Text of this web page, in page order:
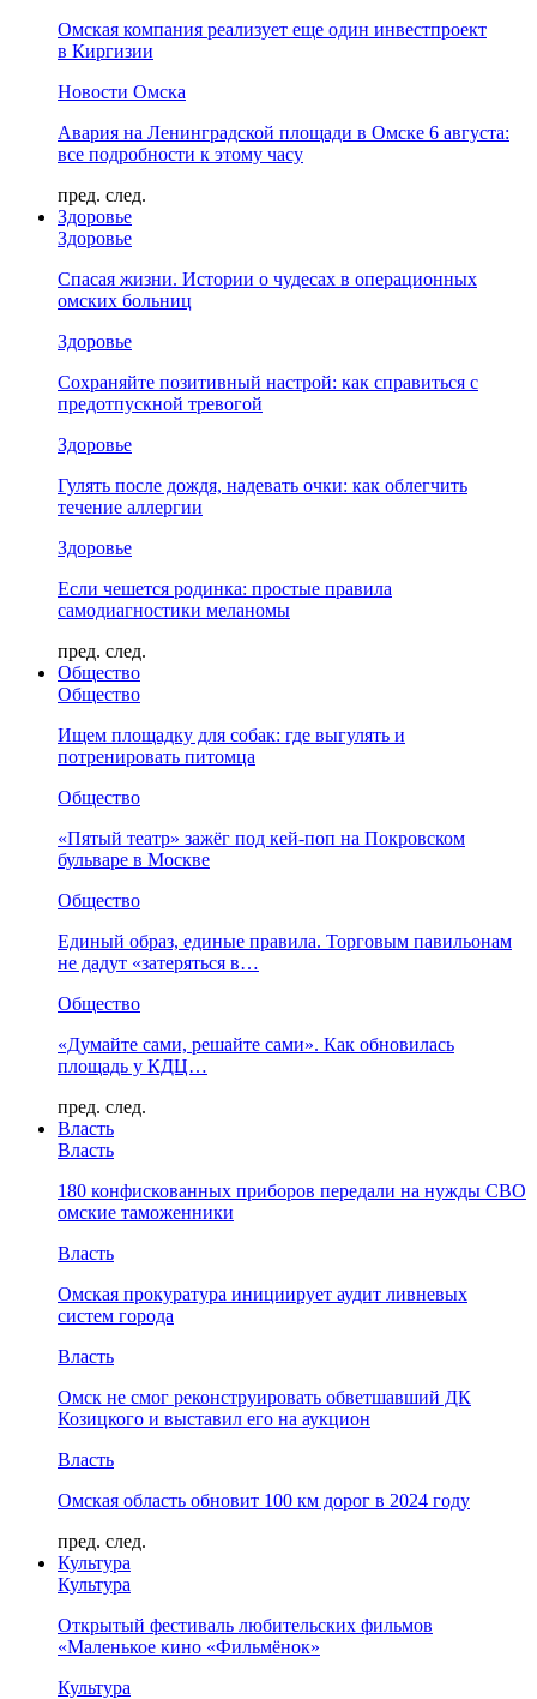
Омская компания реализует еще один инвестпроект
в Киргизии
Новости Омска
Авария на Ленинградской площади в Омске 6 августа:
все подробности к этому часу
пред. след.
Здоровье
Здоровье
Спасая жизни. Истории о чудесах в операционных
омских больниц
Здоровье
Сохраняйте позитивный настрой: как справиться с
предотпускной тревогой
Здоровье
Гулять после дождя, надевать очки: как облегчить
течение аллергии
Здоровье
Если чешется родинка: простые правила
самодиагностики меланомы
пред. след.
Общество
Общество
Ищем площадку для собак: где выгулять и
потренировать питомца
Общество
«Пятый театр» зажёг под кей-поп на Покровском
бульваре в Москве
Общество
Единый образ, единые правила. Торговым павильонам
не дадут «затеряться в…
Общество
«Думайте сами, решайте сами». Как обновилась
площадь у КДЦ…
пред. след.
Власть
Власть
180 конфискованных приборов передали на нужды СВО
омские таможенники
Власть
Омская прокуратура инициирует аудит ливневых
систем города
Власть
Омск не смог реконструировать обветшавший ДК
Козицкого и выставил его на аукцион
Власть
Омская область обновит 100 км дорог в 2024 году
пред. след.
Культура
Культура
Открытый фестиваль любительских фильмов
«Маленькое кино «Фильмёнок»
Культура